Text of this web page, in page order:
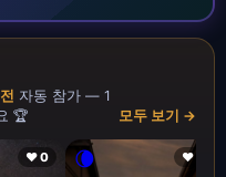
자동 참가 — 1
🏆
모두 보기 →
❤ 0 🌘 ❤ 1